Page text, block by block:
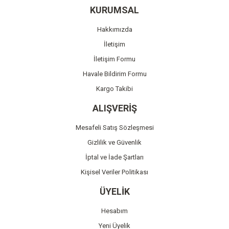
Ürün bilgilerinde hatalar bulunuyor.
Ürün fiyatı diğer sitelerden daha pahalı.
Bu ürüne benzer farklı alternatifler olmalı.
Gönder
KURUMSAL
Hakkımızda
İletişim
İletişim Formu
Havale Bildirim Formu
Kargo Takibi
ALIŞVERİŞ
Mesafeli Satış Sözleşmesi
Gizlilik ve Güvenlik
İptal ve İade Şartları
Kişisel Veriler Politikası
ÜYELİK
Hesabım
Yeni Üyelik